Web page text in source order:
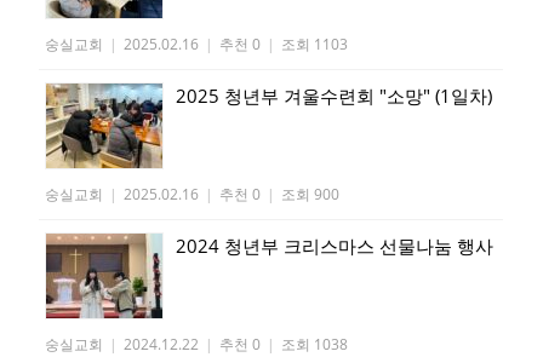
숭실교회 | 2025.02.16 | 추천 0 | 조회 1103
2025 청년부 겨울수련회 "소망" (1일차)
숭실교회 | 2025.02.16 | 추천 0 | 조회 900
2024 청년부 크리스마스 선물나눔 행사
숭실교회 | 2024.12.22 | 추천 0 | 조회 1038